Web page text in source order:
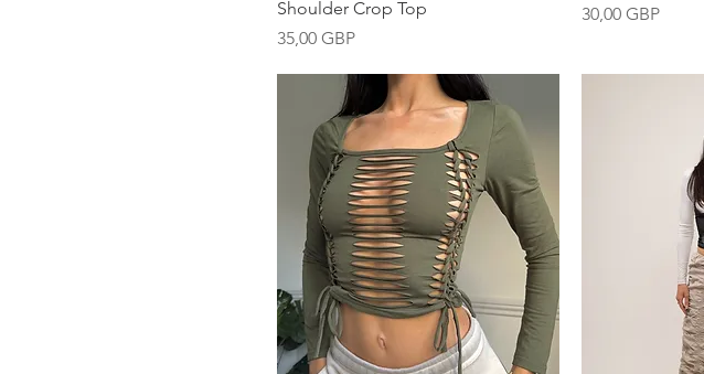
Shoulder Crop Top
Precio
35,00 GBP
Precio
30,00 GBP